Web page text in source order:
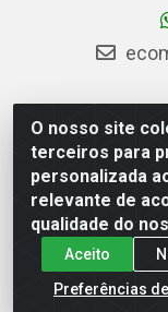
O nosso site
terceiros para
personalizada
relevante de
qualidade do
Aceito
Preferências
Atacamax
101 - SUL, KM
Guararapes - PE,